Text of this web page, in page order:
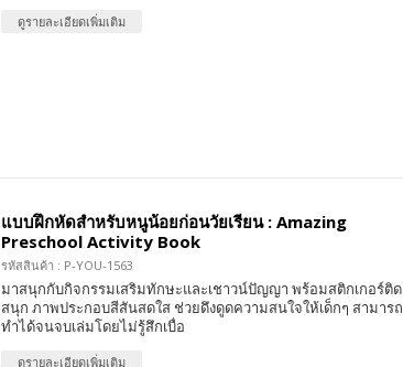
ดูรายละเอียดเพิ่มเติม
แบบฝึกหัดสำหรับหนูน้อยก่อนวัยเรียน : Amazing
Preschool Activity Book
รหัสสินค้า : P-YOU-1563
มาสนุกกับกิจกรรมเสริมทักษะและเชาวน์ปัญญา พร้อมสติกเกอร์ติด
สนุก ภาพประกอบสีสันสดใส ช่วยดึงดูดความสนใจให้เด็กๆ สามารถ
ทำได้จนจบเล่มโดยไม่รู้สึกเบื่อ
ดูรายละเอียดเพิ่มเติม